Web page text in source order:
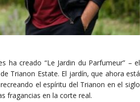
ha creado “Le Jardin du Parfumeur” – el
Trianon Estate. El jardín, que ahora está
el espíritu del Trianon en el siglo
fragancias en la corte real.